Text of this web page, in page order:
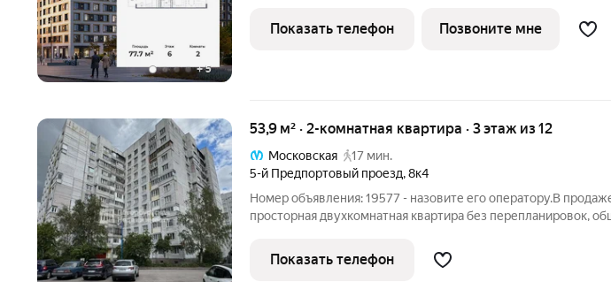
+5
кв.м. Квартира - распашонка, без проходных комнат, окна
Показать телефон Позвоните мне
53,9 м² · 2-комнатная квартира · 3 этаж из 12
Московская
17 мин.
5-й Предпортовый проезд,8к4
Номер объявления: 19577 - назовите его оператору.В
просторная двухкомнатная квартира без перепланировок,
3-м этаже 12-этажного панельного дома улучшенной 137-й
1979 года
Показать телефон